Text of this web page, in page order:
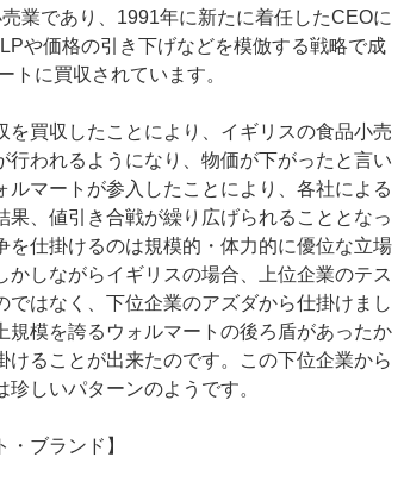
業であり、1991年に新たに着任したCEOに
や価格の引き下げなどを模倣する戦略で成
トに買収されています。
を買収したことにより、イギリスの食品小売
行われるようになり、物価が下がったと言い
ルマートが参入したことにより、各社による
果、値引き合戦が繰り広げられることとなっ
を仕掛けるのは規模的・体力的に優位な立場
かしながらイギリスの場合、上位企業のテス
ではなく、下位企業のアズダから仕掛けまし
規模を誇るウォルマートの後ろ盾があったか
けることが出来たのです。この下位企業から
しいパターンのようです。
・ブランド】